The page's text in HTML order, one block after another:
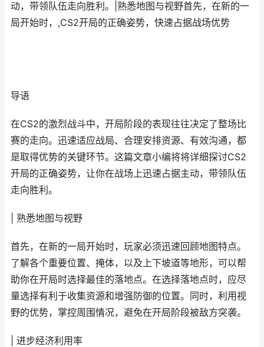
动，带领队伍走向胜利。|熟悉地图与视野首先，在新的一
局开始时，,CS2开局的正确姿势，快速占据战场优势
导语
在CS2的激烈战斗中，开局阶段的表现往往决定了整场比
赛的走向。迅速适应战局、合理安排资源、有效沟通，都
是取得优势的关键环节。这篇文章小编将将详细探讨CS2
开局的正确姿势，让你在战场上迅速占据主动，带领队伍
走向胜利。
| 熟悉地图与视野
首先，在新的一局开始时，玩家必须迅速回顾地图特点。
了解各个重要位置、掩体，以及上下坡道等地形，可以帮
助你在开局时选择最佳的落地点。在选择落地点时，应尽
量选择有利于收集资源和增强防御的位置。同时，利用视
野的优势，掌控周围情况，避免在开局阶段被敌方突袭。
| 进步经济利用率